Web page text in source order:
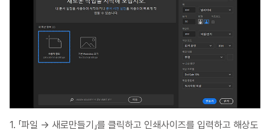
1. 「파일 → 새로만들기」를 클릭하고 인쇄사이즈를 입력하고 해상도